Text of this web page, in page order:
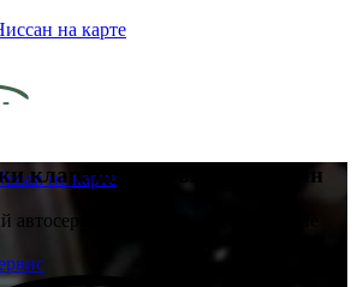
на карте
на карте
клапанной крышки Ниссан
автосервис Ниссан в каждом районе